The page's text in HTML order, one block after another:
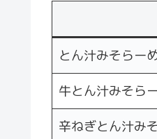
とん汁みそらー
牛とん汁みそら
辛ねぎとん汁み